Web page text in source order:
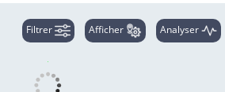
Filtrer Afficher Analyser